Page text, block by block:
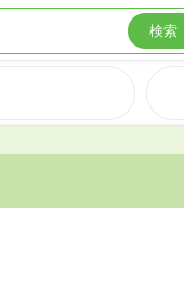
検索